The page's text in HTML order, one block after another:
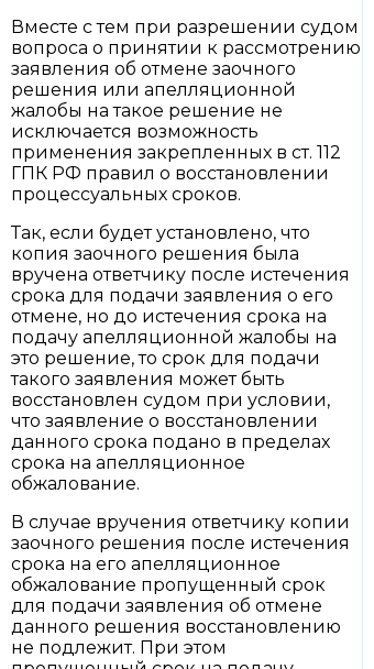
Вместе с тем при разрешении судом
вопроса о принятии к рассмотрению
заявления об отмене заочного
решения или апелляционной
жалобы на такое решение не
исключается возможность
применения закрепленных в ст. 112
ГПК РФ правил о восстановлении
процессуальных сроков.
Так, если будет установлено, что
копия заочного решения была
вручена ответчику после истечения
срока для подачи заявления о его
отмене, но до истечения срока на
подачу апелляционной жалобы на
это решение, то срок для подачи
такого заявления может быть
восстановлен судом при условии,
что заявление о восстановлении
данного срока подано в пределах
срока на апелляционное
обжалование.
В случае вручения ответчику копии
заочного решения после истечения
срока на его апелляционное
обжалование пропущенный срок
для подачи заявления об отмене
данного решения восстановлению
не подлежит. При этом